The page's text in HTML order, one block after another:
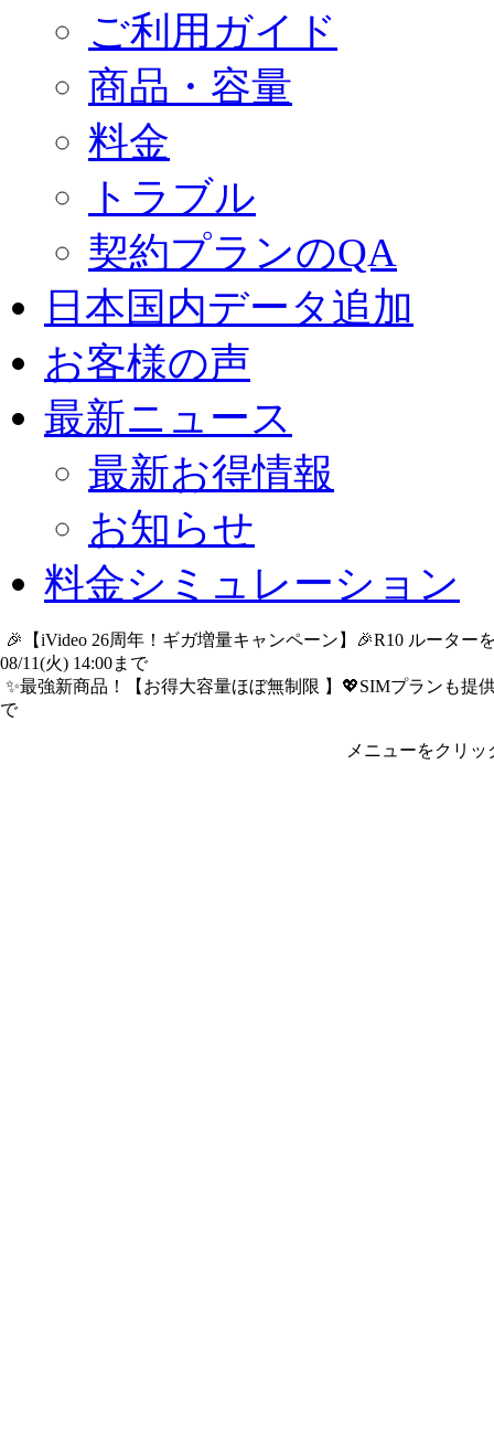
ご利用ガイド
商品・容量
料金
トラブル
契約プランのQA
日本国内データ追加
お客様の声
最新ニュース
最新お得情報
お知らせ
料金シミュレーション
🎉【iVideo 26周年！ギガ増量キャンペーン】🎉R10 ルータ
08/11(火) 14:00まで
✨️最強新商品！【お得大容量ほぼ無制限 】💖SIMプランも提
で
メニューをクリ